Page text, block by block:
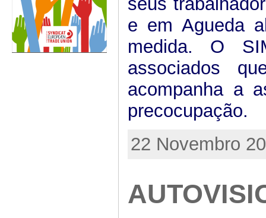
e em Agueda
medida. O
associados
acompanha a
precocupação.
22 Novembro